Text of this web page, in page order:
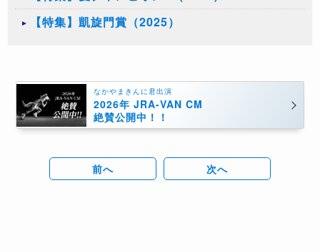
【特集】凱旋門賞（2025）
なかやまきんに君出演
2026年 JRA-VAN CM
絶賛公開中！！
前へ 次へ